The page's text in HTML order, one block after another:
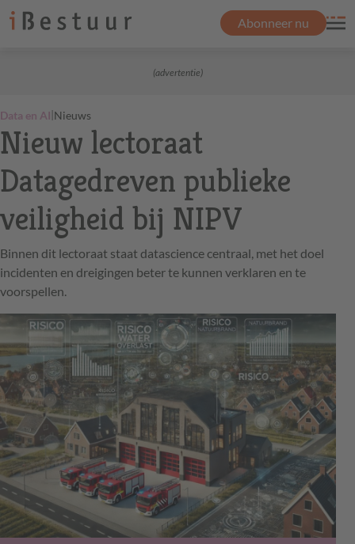
Abonneer nu
(advertentie)
Data en AI|Nieuws
Nieuw lectoraat
Datagedreven publieke
veiligheid bij NIPV
Binnen dit lectoraat staat datascience centraal, met het doel
incidenten en dreigingen beter te kunnen verklaren en te
voorspellen.